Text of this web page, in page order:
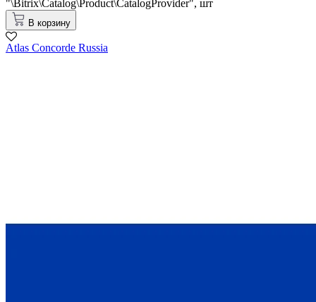
"\Bitrix\Catalog\Product\CatalogProvider", шт
В корзину
Atlas Concorde Russia